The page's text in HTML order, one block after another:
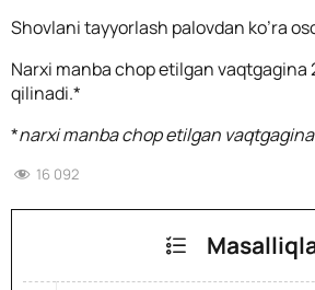
Shovlani tayyorlash palovdan ko’ra
Narxi manba chop etilgan vaqtgagina
qilinadi.*
*narxi manba chop etilgan
16 092